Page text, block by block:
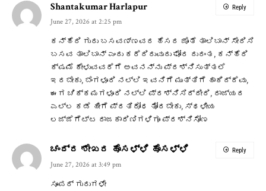
Shantakumar Harlapur
June 27, 2026 at 2:25 pm
ಕನ್ಹೆರಿ ಗುರು ಬಸವಣ್ಣವರ ಹೆಸರ ಜೊತೆ ತಾಲಿಬಾನ್ ಸೇರಿಸಿ
ಬಸವ ತಾಲಿಬಾನ್ ಎಂದು ಕರೆದಿರುವುದು ಘೋರ ದುರಂತ, ಕನ್ಹೆರಿ
ಕ್ಷಮೆ ಕೇಳುವವರೆಗೆ ಅವನನ್ನು ಪ್ರಶ್ನಿಸುತ್ತಲೆ
ಇರಬೇಕು, ಬೆಂಗಳೂರಿ ನಲ್ಲಿ ಇವನಿಗೆ ಮುತ್ತಿಗೆ ಹಾಕಿದ್ದೆವು,
ಈಗ ಚಿಕ್ಕಮಗಳೂರಿ ನಲ್ಲಿ ಪ್ರಶ್ನಿಸಿದ್ದೀರಿ, ರಾಜ್ಯದ
ಎಲ್ಲ ಕಡೆ ಹೀಗೆ ಪ್ರತಿರೋಧ ತೋರಬೇಕು, ಸ್ಥಳೀಯ
ಲಜ್ಜೆಗೆಟ್ಟ ರಾಜಕಾರಿಣಿಗಳಿಗೂ ಪ್ರಶ್ನಿಸೋಣ
Reply
ಚಂದ್ರ ಶೇಖರ ಹೊಸಳ್ಳಿ ಹೊಸಳ್ಳಿ
June 27, 2026 at 3:49 pm
ಸೂಪರ್ ಗುರುಗಳೇ
Reply